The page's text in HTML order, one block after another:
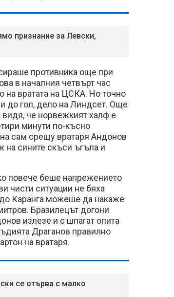
признание за Левски,
противника още при
в началния четвърт час
на вратата на ЦСКА. Но точно
до гол, дело на Линдсет. Още
видя, че норвежкият халф е
минути по-късно
сам срещу вратаря Андонов
на сините скъси ъгъла и
повече беше напрежението
чисти ситуации не бяха
Каранга можеше да накаже
Бразилецът догони
излезе и с шпагат опита
Драганов правилно
на вратаря.
се отърва с малко